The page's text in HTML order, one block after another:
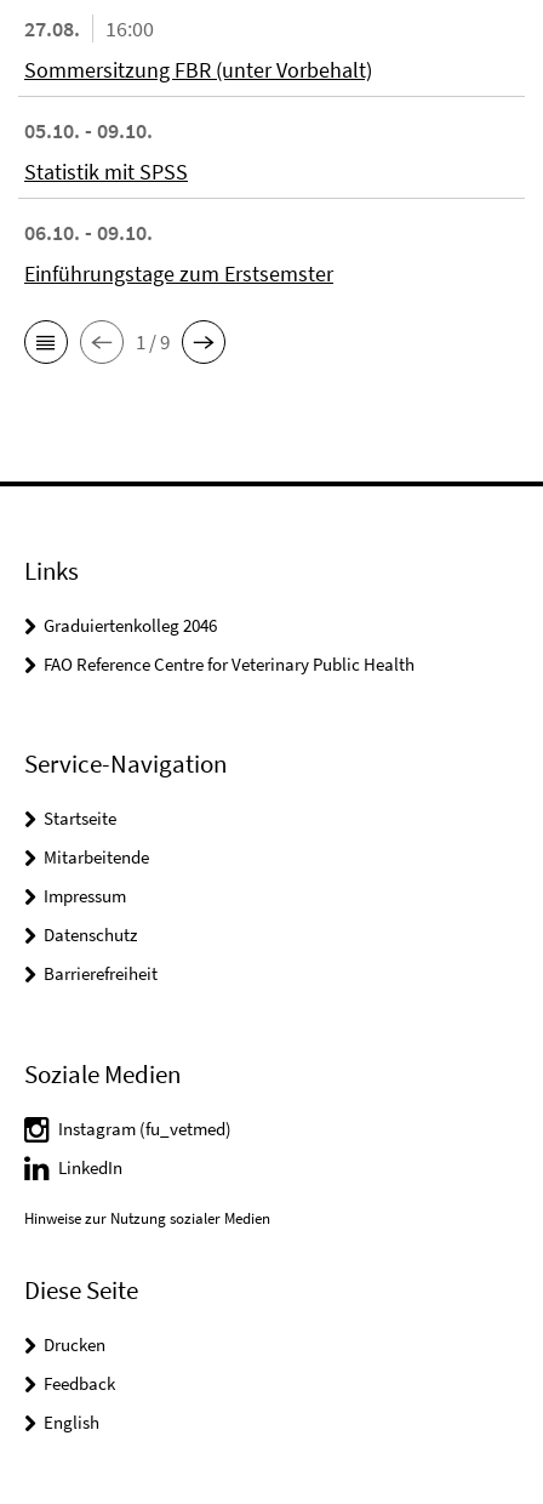
27.08.
16:00
Sommersitzung FBR (unter Vorbehalt)
05.10. - 09.10.
Statistik mit SPSS
06.10. - 09.10.
Einführungstage zum Erstsemster
1 / 9
Links
Graduiertenkolleg 2046
FAO Reference Centre for Veterinary Public Health
Service-Navigation
Startseite
Mitarbeitende
Impressum
Datenschutz
Barrierefreiheit
Soziale Medien
Instagram (fu_vetmed)
LinkedIn
Hinweise zur Nutzung sozialer Medien
Diese Seite
Drucken
Feedback
English